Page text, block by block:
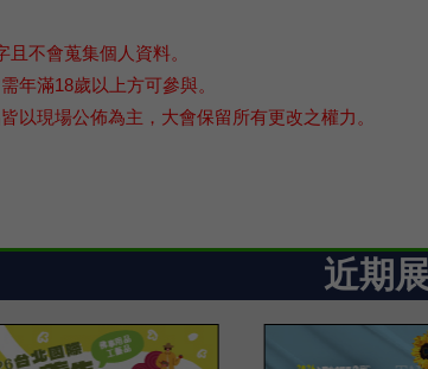
不會蒐集個人資料。
年滿18歲以上方可參與。
以現場公佈為主，大會保留所有更改之權力。
近期